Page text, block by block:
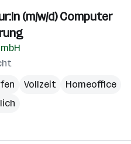
(m/w/d) Computer
Vollzeit
Homeoffice